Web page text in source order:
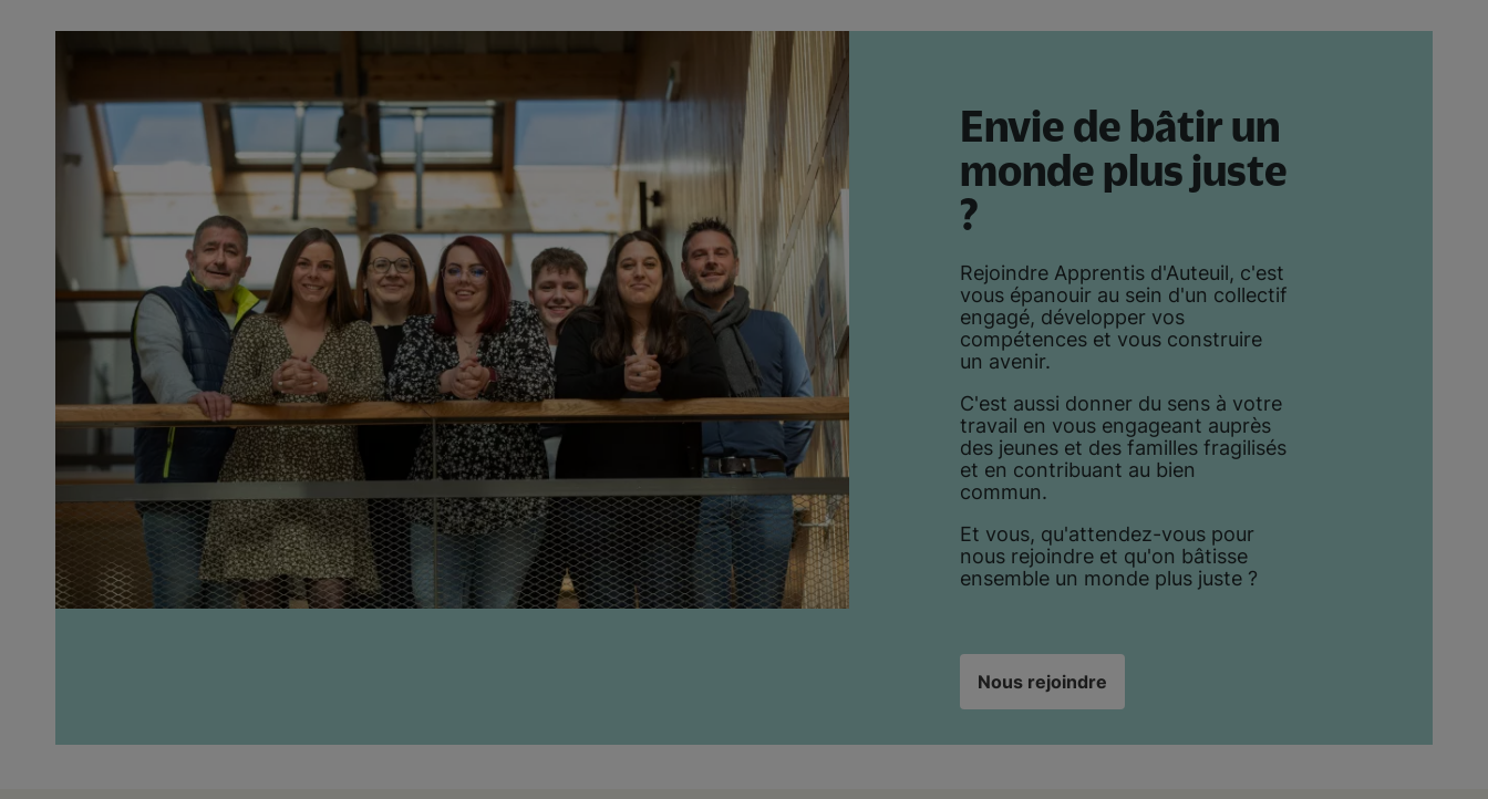
Envie de bâtir un
monde plus juste
?
Rejoindre Apprentis d'Auteuil, c'est
vous épanouir au sein d'un collectif
engagé, développer vos
compétences et vous construire
un avenir.
C'est aussi donner du sens à votre
travail en vous engageant auprès
des jeunes et des familles fragilisés
et en contribuant au bien
commun.
Et vous, qu'attendez-vous pour
nous rejoindre et qu'on bâtisse
ensemble un monde plus juste ?
Nous rejoindre